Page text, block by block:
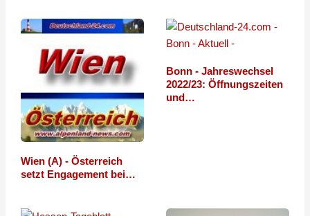
Wien (A) - Österreich
setzt Engagement bei…
Bonn - Jahreswechsel
2022/23: Öffnungszeiten
und…